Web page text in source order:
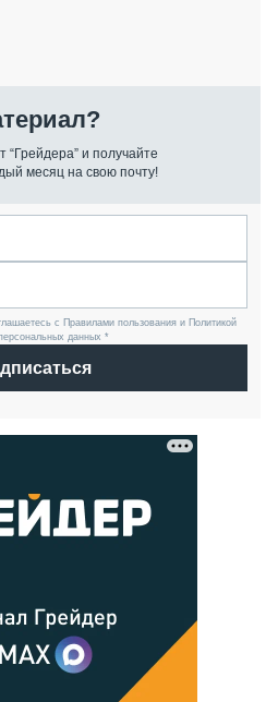
и получайте
месяц на свою почту!
с Правилами пользования и Политикой
данных *